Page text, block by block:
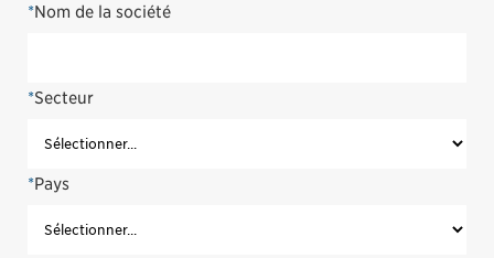
*Nom de la société
*Secteur
*Pays